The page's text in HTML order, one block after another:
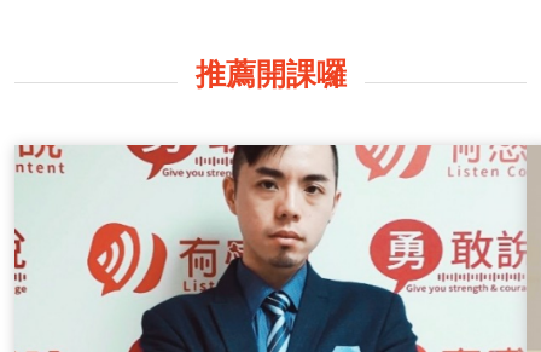
說的Allen和Minnie來一起聊聊，如何透過聲音說話來錄好
來點綴，好聲音也需要用內容跟技巧用話來適度美化，聽
的人才能聽的舒適欣然接受。 (二)不是配音員、廣播人
星、有背景的政商名流，我們只是有感而說的傳遞者，現
代人懂得看、懂得吃，卻很少懂得聽！在資訊爆炸的年
代，節目很多、議題很多、選擇很多，但我們每週會用一
小時時間，在節目裡帶給你們有感的「聲音」與你有感分
享，同時也會給大家我們在錄節目時的一些小技巧，最後
推薦開課囉